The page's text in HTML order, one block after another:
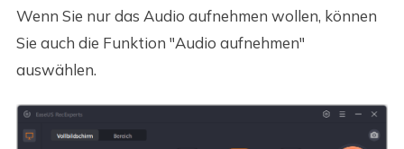
Wenn Sie nur das Audio aufnehmen wollen, können
Sie auch die Funktion "Audio aufnehmen"
auswählen.